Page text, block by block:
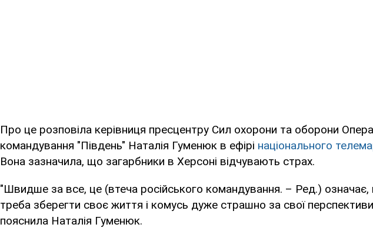
Про це розповіла керівниця пресцентру Сил охорони та оборони
командування "Південь" Наталія Гуменюк в ефірі національного
Вона зазначила, що загарбники в Херсоні відчувають страх.
"Швидше за все, це (втеча російського командування. – Ред.)
треба зберегти своє життя і комусь дуже страшно за свої
пояснила Наталія Гуменюк.